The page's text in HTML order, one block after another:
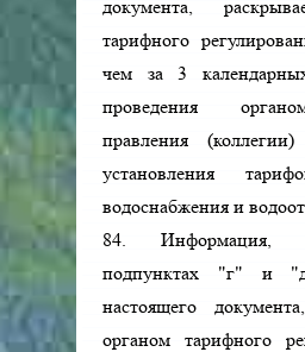
документа,
тарифного
чем за 3
проведения
правления
установления
водоснабжения и
84. Информация,
подпунктах "г" и
настоящего
органом тарифного